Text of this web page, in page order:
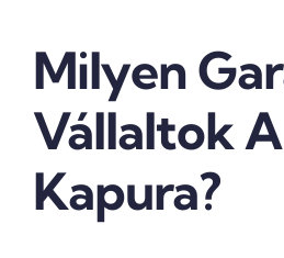
Milyen
Vállaltok A
Kapura?